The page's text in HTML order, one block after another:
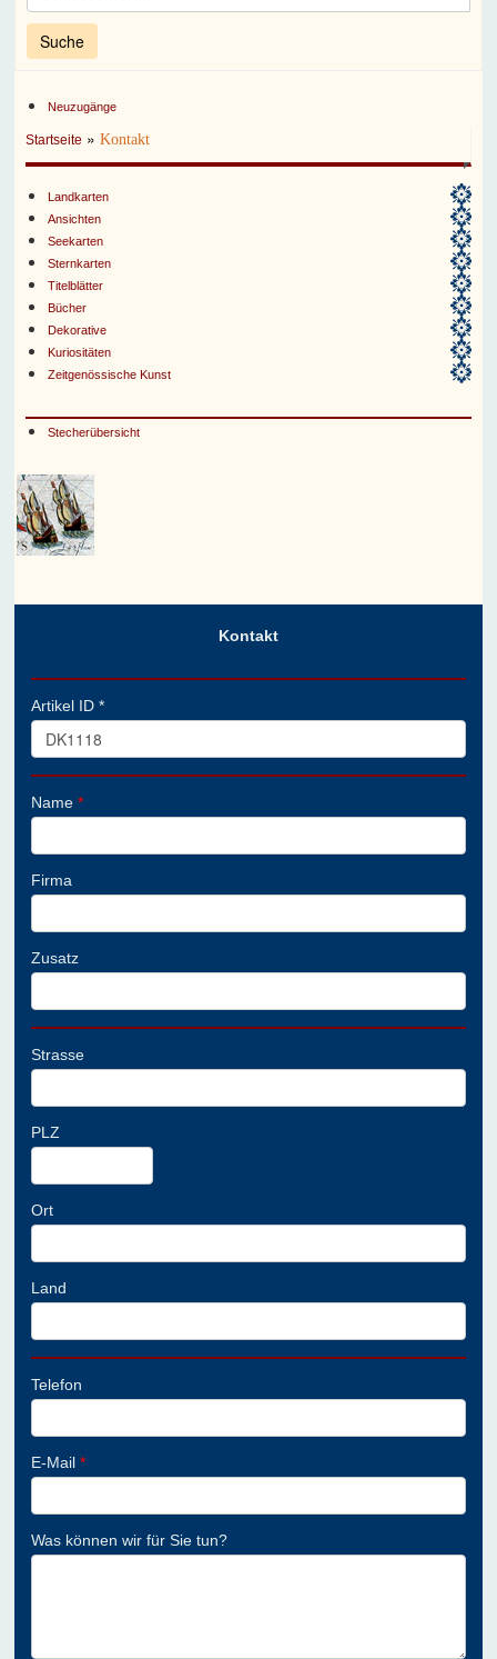
Neuzugänge
Startseite »Kontakt
Landkarten
Ansichten
Seekarten
Sternkarten
Titelblätter
Bücher
Dekorative
Kuriositäten
Zeitgenössische Kunst
Stecherübersicht
Kontakt
Artikel ID *
Name*
Firma
Zusatz
Strasse
PLZ
Ort
Land
Telefon
E-Mail*
Was können wir für Sie tun?